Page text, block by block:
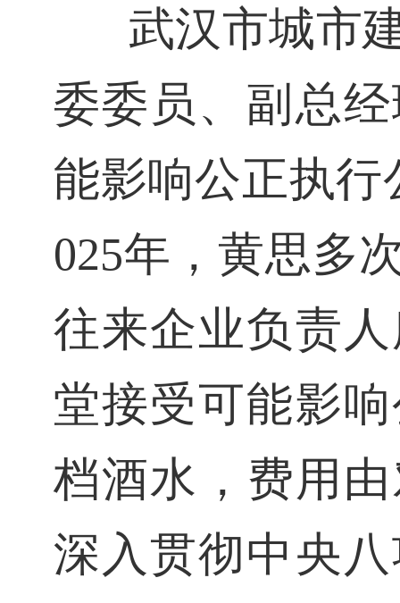
武汉市城市
委委员、副总
能影响公正执行
025年，黄思多
往来企业负责
堂接受可能影
档酒水，费用
深入贯彻中央